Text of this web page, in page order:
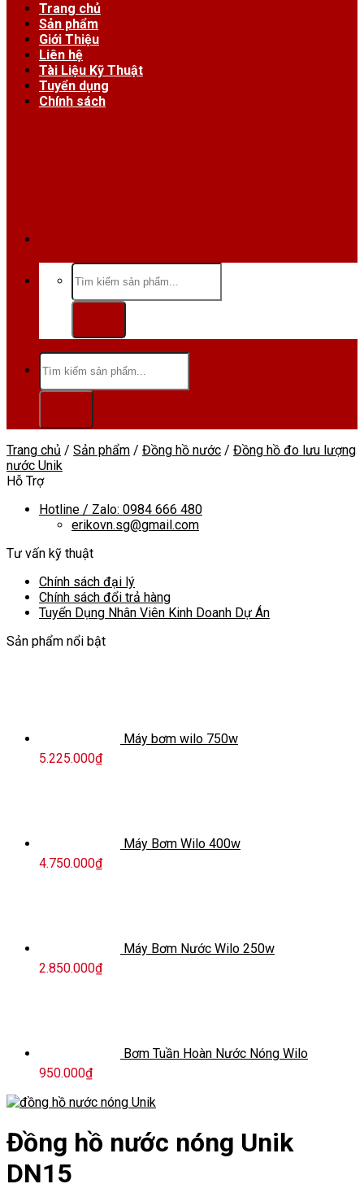
Trang chủ
Sản phẩm
Giới Thiệu
Liên hệ
Tài Liệu Kỹ Thuật
Tuyển dụng
Chính sách
Tìm
kiếm:
Tìm
kiếm:
Trang chủ / Sản phẩm / Đồng hồ nước / Đồng hồ đo lưu lượng
nước Unik
Hỗ Trợ
Hotline / Zalo: 0984 666 480
erikovn.sg@gmail.com
Tư vấn kỹ thuật
Chính sách đại lý
Chính sách đổi trả hàng
Tuyển Dụng Nhân Viên Kinh Doanh Dự Án
Sản phẩm nổi bật
Máy bơm wilo 750w
5.225.000₫
Máy Bơm Wilo 400w
4.750.000₫
Máy Bơm Nước Wilo 250w
2.850.000₫
Bơm Tuần Hoàn Nước Nóng Wilo
950.000₫
Đồng hồ nước nóng Unik
DN15